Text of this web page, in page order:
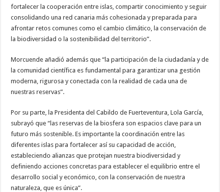
fortalecer la cooperación entre islas, compartir conocimiento y seguir
consolidando una red canaria más cohesionada y preparada para
afrontar retos comunes como el cambio climático, la conservación de
la biodiversidad o la sostenibilidad del territorio”.
Morcuende añadió además que “la participación de la ciudadanía y de
la comunidad científica es fundamental para garantizar una gestión
moderna, rigurosa y conectada con la realidad de cada una de
nuestras reservas”.
Por su parte, la Presidenta del Cabildo de Fuerteventura, Lola García,
subrayó que “las reservas de la biosfera son espacios clave para un
futuro más sostenible. Es importante la coordinación entre las
diferentes islas para fortalecer así su capacidad de acción,
estableciendo alianzas que protejan nuestra biodiversidad y
definiendo acciones concretas para establecer el equilibrio entre el
desarrollo social y económico, con la conservación de nuestra
naturaleza, que es única”.
rechaza estas
cookies,
funcionalidades
desaparecerán
Al compartir tus
intereses y
nuestro sitio,
aumentas la
posibilidad de
ver contenido y
ofertas
personalizados.